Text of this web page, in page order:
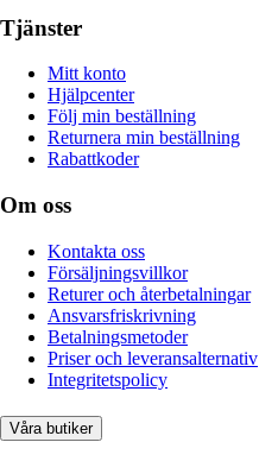
Tjänster
Mitt konto
Hjälpcenter
Följ min beställning
Returnera min beställning
Rabattkoder
Om oss
Kontakta oss
Försäljningsvillkor
Returer och återbetalningar
Ansvarsfriskrivning
Betalningsmetoder
Priser och leveransalternativ
Integritetspolicy
Våra butiker